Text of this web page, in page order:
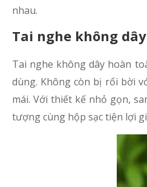
nhau.
Tai nghe không
Tai nghe không dây hoàn
dùng. Không còn bị rối bời
mái. Với thiết kế nhỏ gọn,
tượng cùng hộp sạc tiện lợi